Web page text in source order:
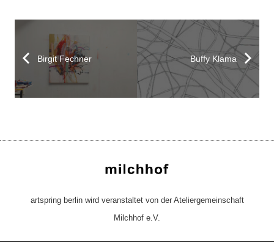
Birgit Fechner Buffy Klama
artspring berlin wird veranstaltet von der Ateliergemeinschaft
Milchhof e.V.